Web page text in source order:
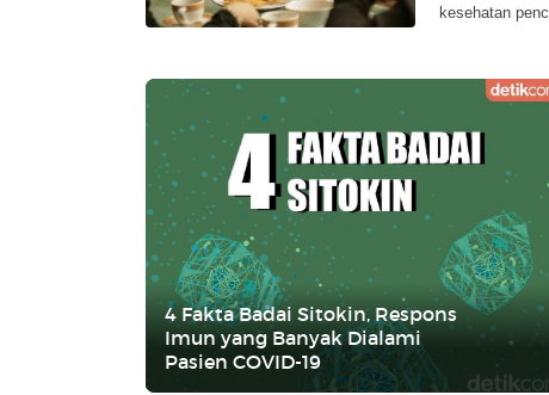
kesehatan
4 Fakta Badai Sitokin, Respons
Imun yang Banyak Dialami
Pasien COVID-19